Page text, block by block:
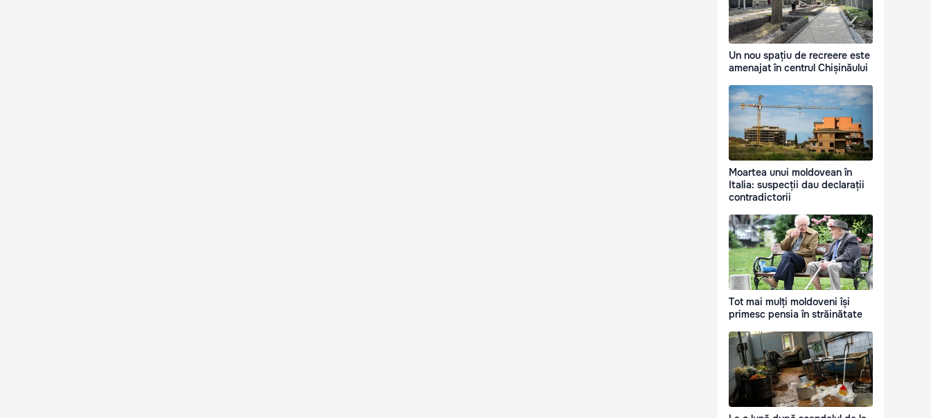
Un nou spațiu de recreere este
amenajat în centrul Chișinăului
Moartea unui moldovean în
Italia: suspecții dau declarații
contradictorii
Tot mai mulți moldoveni își
primesc pensia în străinătate